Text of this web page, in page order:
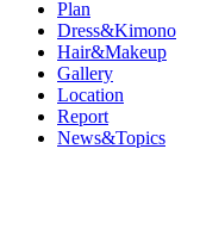
Plan
Dress&Kimono
Hair&Makeup
Gallery
Location
Report
News&Topics